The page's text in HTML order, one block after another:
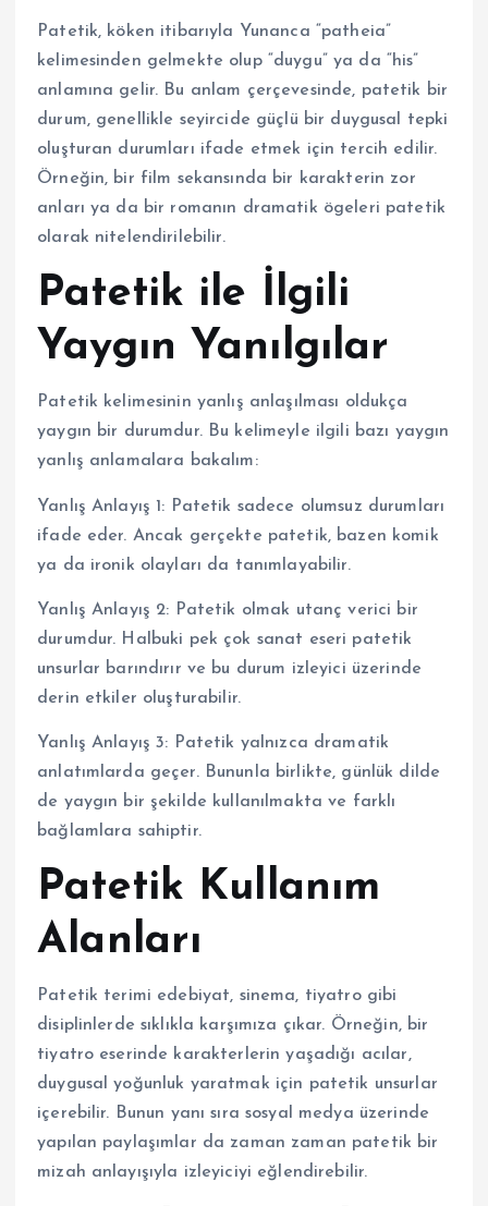
Patetik, köken itibarıyla Yunanca “patheia”
kelimesinden gelmekte olup “duygu” ya da “his”
anlamına gelir. Bu anlam çerçevesinde, patetik bir
durum, genellikle seyircide güçlü bir duygusal tepki
oluşturan durumları ifade etmek için tercih edilir.
Örneğin, bir film sekansında bir karakterin zor
anları ya da bir romanın dramatik ögeleri patetik
olarak nitelendirilebilir.
Patetik ile İlgili
Yaygın Yanılgılar
Patetik kelimesinin yanlış anlaşılması oldukça
yaygın bir durumdur. Bu kelimeyle ilgili bazı yaygın
yanlış anlamalara bakalım:
Yanlış Anlayış 1: Patetik sadece olumsuz durumları
ifade eder. Ancak gerçekte patetik, bazen komik
ya da ironik olayları da tanımlayabilir.
Yanlış Anlayış 2: Patetik olmak utanç verici bir
durumdur. Halbuki pek çok sanat eseri patetik
unsurlar barındırır ve bu durum izleyici üzerinde
derin etkiler oluşturabilir.
Yanlış Anlayış 3: Patetik yalnızca dramatik
anlatımlarda geçer. Bununla birlikte, günlük dilde
de yaygın bir şekilde kullanılmakta ve farklı
bağlamlara sahiptir.
Patetik Kullanım
Alanları
Patetik terimi edebiyat, sinema, tiyatro gibi
disiplinlerde sıklıkla karşımıza çıkar. Örneğin, bir
tiyatro eserinde karakterlerin yaşadığı acılar,
duygusal yoğunluk yaratmak için patetik unsurlar
içerebilir. Bunun yanı sıra sosyal medya üzerinde
yapılan paylaşımlar da zaman zaman patetik bir
mizah anlayışıyla izleyiciyi eğlendirebilir.